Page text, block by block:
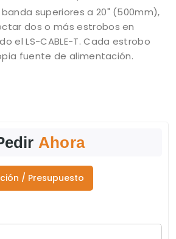
superiores a 20" (500mm),
dos o más estrobos en
el LS-CABLE-T. Cada estrobo
fuente de alimentación.
Ahora
/ Presupuesto